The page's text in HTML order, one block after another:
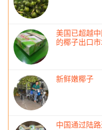
美国已超越
的椰子出口市
新鲜嫩椰子
中国通过陆